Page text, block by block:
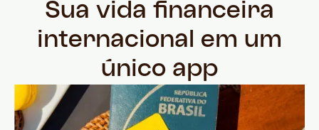
Sua vida financeira
internacional em um
único app